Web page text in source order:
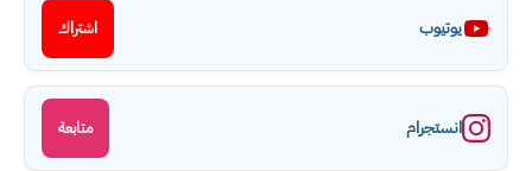
يوتيوب اشتراك
انستجرام متابعة